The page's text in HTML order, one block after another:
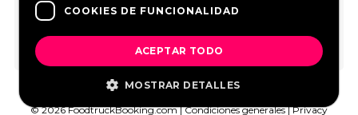
© 2026 FoodtruckBooking.com |Condiciones generales|Privacy
COOKIES DE FUNCIONALIDAD
ACEPTAR TODO
MOSTRAR DETALLES